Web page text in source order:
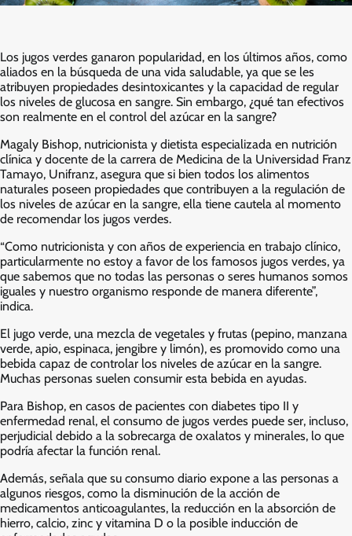
Los jugos verdes ganaron popularidad, en los últimos años, como
aliados en la búsqueda de una vida saludable, ya que se les
atribuyen propiedades desintoxicantes y la capacidad de regular
los niveles de glucosa en sangre. Sin embargo, ¿qué tan efectivos
son realmente en el control del azúcar en la sangre?
Magaly Bishop, nutricionista y dietista especializada en nutrición
clínica y docente de la carrera de Medicina de la Universidad Franz
Tamayo, Unifranz, asegura que si bien todos los alimentos
naturales poseen propiedades que contribuyen a la regulación de
los niveles de azúcar en la sangre, ella tiene cautela al momento
de recomendar los jugos verdes.
“Como nutricionista y con años de experiencia en trabajo clínico,
particularmente no estoy a favor de los famosos jugos verdes, ya
que sabemos que no todas las personas o seres humanos somos
iguales y nuestro organismo responde de manera diferente”,
indica.
El jugo verde, una mezcla de vegetales y frutas (pepino, manzana
verde, apio, espinaca, jengibre y limón), es promovido como una
bebida capaz de controlar los niveles de azúcar en la sangre.
Muchas personas suelen consumir esta bebida en ayudas.
Para Bishop, en casos de pacientes con diabetes tipo II y
enfermedad renal, el consumo de jugos verdes puede ser, incluso,
perjudicial debido a la sobrecarga de oxalatos y minerales, lo que
podría afectar la función renal.
Además, señala que su consumo diario expone a las personas a
algunos riesgos, como la disminución de la acción de
medicamentos anticoagulantes, la reducción en la absorción de
hierro, calcio, zinc y vitamina D o la posible inducción de